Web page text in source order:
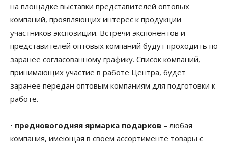
на площадке выставки представителей оптовых
компаний, проявляющих интерес к продукции
участников экспозиции. Встречи экспонентов и
представителей оптовых компаний будут проходить по
заранее согласованному графику. Список компаний,
принимающих участие в работе Центра, будет
заранее передан оптовым компаниям для подготовки к
работе.
• предновогодняя ярмарка подарков – любая
компания, имеющая в своем ассортименте товары с